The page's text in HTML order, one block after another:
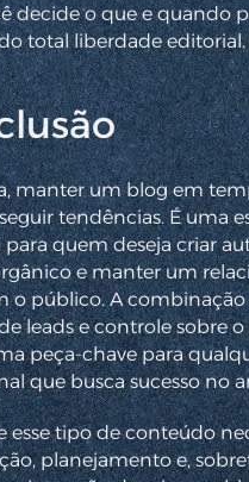
decide o que e quando
total liberdade editorial.
manter um blog em
tendências. É uma
para quem deseja criar
e manter um
o público. A combinação
leads e controle sobre
peça-chave para
que busca sucesso no
esse tipo de conteúdo
planejamento e,